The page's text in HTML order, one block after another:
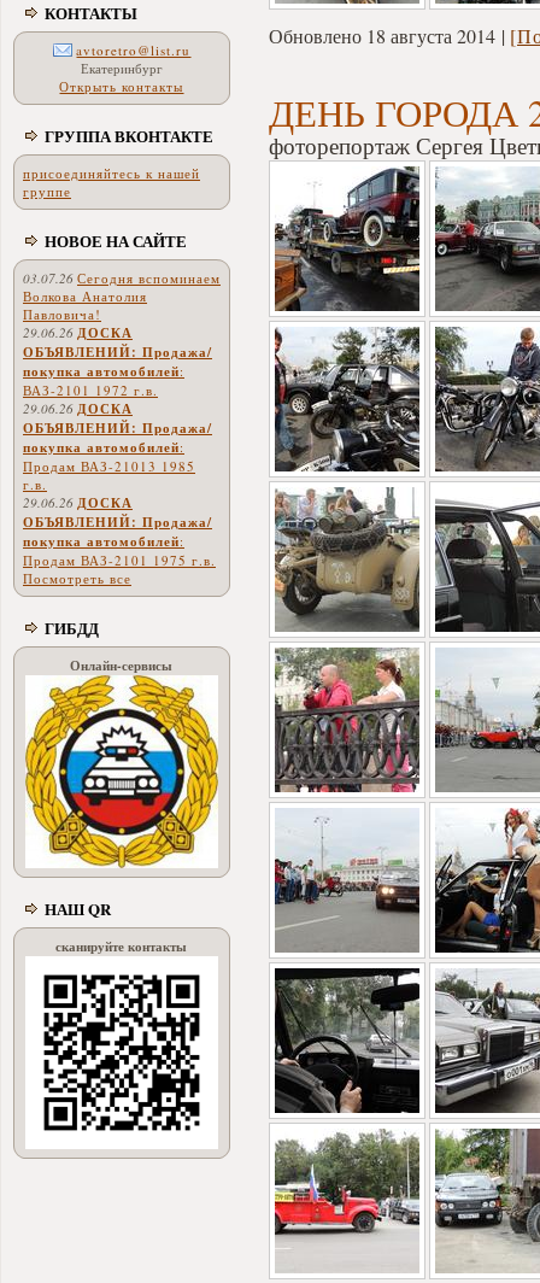
КОНТАКТЫ
avtoretro@list.ru
Екатеринбург
Открыть контакты
ГРУППА ВКОНТАКТЕ
присоединяйтесь к нашей
группе
НОВОЕ НА САЙТЕ
03.07.26 Сегодня вспоминаем
Волкова Анатолия
Павловича!
29.06.26 ДОСКА
ОБЪЯВЛЕНИЙ: Продажа/
покупка автомобилей:
ВАЗ-2101 1972 г.в.
29.06.26 ДОСКА
ОБЪЯВЛЕНИЙ: Продажа/
покупка автомобилей:
Продам ВАЗ-21013 1985
г.в.
29.06.26 ДОСКА
ОБЪЯВЛЕНИЙ: Продажа/
покупка автомобилей:
Продам ВАЗ-2101 1975 г.в.
Посмотреть все
ГИБДД
Онлайн-сервисы
НАШ QR
сканируйте контакты
Обновлено 18 августа 2014
ДЕНЬ ГОРОДА
фоторепортаж Сергея